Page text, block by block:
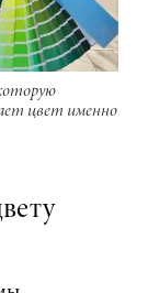
цвет именно